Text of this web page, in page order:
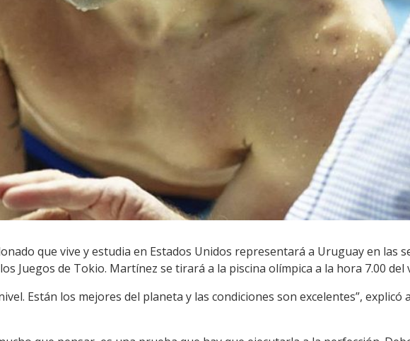
que vive y estudia en Estados Unidos representará a Uruguay en las
Juegos de Tokio. Martínez se tirará a la piscina olímpica a la hora 7.00 del
Están los mejores del planeta y las condiciones son excelentes”, explicó